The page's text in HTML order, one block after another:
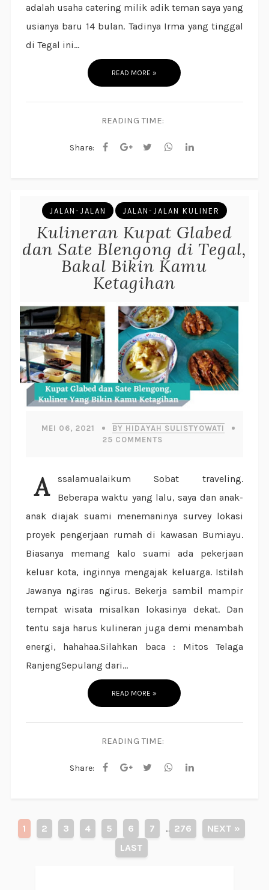
adalah usaha catering milik adik teman saya yang
usianya baru 14 bulan. Tadinya Irma yang tinggal
di Tegal ini...
READ MORE »
READING TIME:
Share:
JALAN-JALAN JALAN-JALAN KULINER
Kulineran Kupat Glabed
dan Sate Blengong di Tegal,
Bakal Bikin Kamu
Ketagihan
MEI 06, 2021
BY HIDAYAH SULISTYOWATI
25 COMMENTS
Assalamualaikum Sobat traveling.
Beberapa waktu yang lalu, saya dan anak-
anak diajak suami menemaninya survey lokasi
proyek pengerjaan rumah di kawasan Bumiayu.
Biasanya memang kalo suami ada pekerjaan
keluar kota, inginnya mengajak keluarga. Istilah
Jawanya ngiras ngirus. Bekerja sambil mampir
tempat wisata misalkan lokasinya dekat. Dan
tentu saja harus kulineran juga demi menambah
energi, hahahaa.Silahkan baca : Mitos Telaga
RanjengSepulang dari...
READ MORE »
READING TIME:
Share:
1 2 3 4 5 6 7 ... 276
NEXT »
LAST